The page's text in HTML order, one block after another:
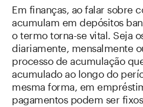
Em finanças, ao falar sobre
acumulam em depósitos
o termo torna-se vital. Seja
diariamente, mensalmente
processo de acumulação
acumulado ao longo do
mesma forma, em
pagamentos podem ser